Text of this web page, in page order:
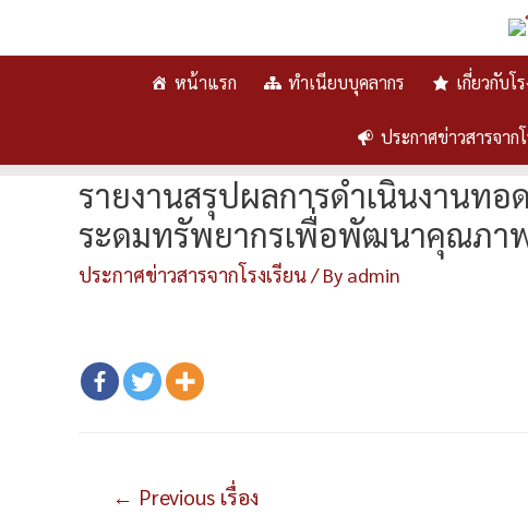
หน้าแรก ทำเนียบบุคลากร เกี่ยวกับโ
ประกาศข่าวสารจาก
รายงานสรุปผลการดำเนินงานท
ระดมทรัพยากรเพื่อพัฒนาคุณภาพ
ประกาศข่าวสารจากโรงเรียน/ By admin
แนะแนว
← Previous เรื่อง